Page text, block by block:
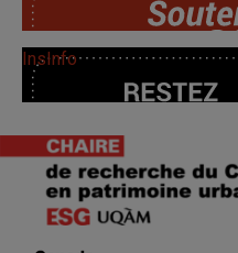
InsInfo